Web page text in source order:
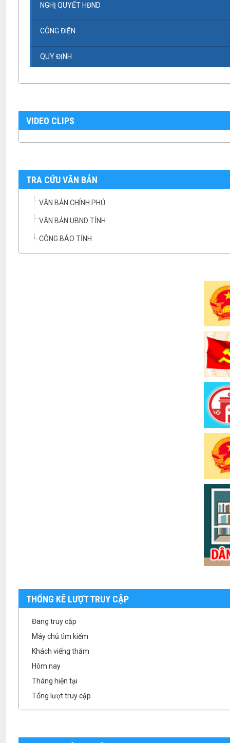
NGHỊ QUYẾT HĐND
CÔNG ĐIỆN
QUY ĐỊNH
VIDEO CLIPS
TRA CỨU VĂN BẢN
VĂN BẢN CHÍNH PHỦ
VĂN BẢN UBND TỈNH
CÔNG BÁO TỈNH
THỐNG KÊ LƯỢT TRUY CẬP
Đang truy cập
Máy chủ tìm kiếm
Khách viếng thăm
Hôm nay
Tháng hiện tại
Tổng lượt truy cập